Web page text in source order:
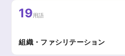
19用語
組織・ファシリテーション